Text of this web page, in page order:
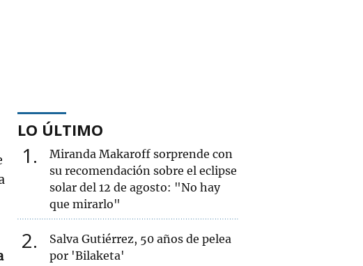
LO ÚLTIMO
1
Miranda Makaroff sorprende con
su recomendación sobre el eclipse
solar del 12 de agosto: "No hay
que mirarlo"
2
Salva Gutiérrez, 50 años de pelea
por 'Bilaketa'